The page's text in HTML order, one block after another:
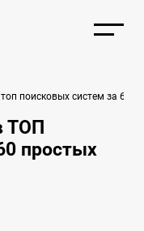
поисковых систем за 60
ТОП
простых